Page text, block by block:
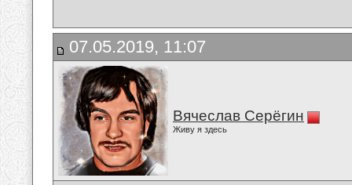
07.05.2019, 11:07
Вячеслав Серёгин
Живу я здесь